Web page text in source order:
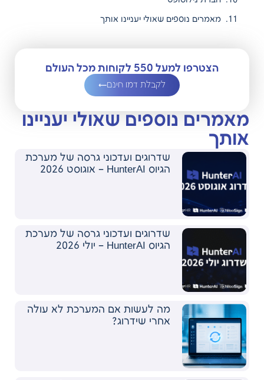
מאמרים נוספים שאולי יעניינו אותך
הצטרפו למעל 550 לקוחות מכל העולם
לקבלת דמו חינם
מאמרים נוספים שאולי יעניינו
אותך
שדרוגים ועדכוני גרסה של מערכת
הגיוס HunterAI – אוגוסט 2026
שדרוגים ועדכוני גרסה של מערכת
הגיוס HunterAI – יולי 2026
מה לעשות אם המערכת לא עולה
אחרי שידרוג?